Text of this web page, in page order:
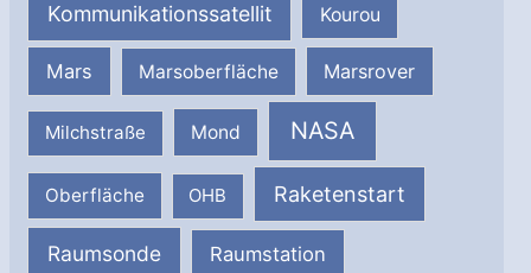
Kommunikationssatellit Kourou
Mars Marsoberfläche Marsrover
Milchstraße Mond NASA
Oberfläche OHB Raketenstart
Raumsonde Raumstation